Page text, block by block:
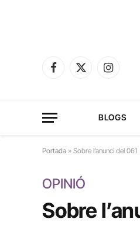
Facebook
X
Instagram
BLOGS
Portada » Sobre l’anunci del 061
OPINIÓ
Sobre